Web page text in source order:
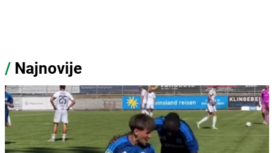
/ Najnovije